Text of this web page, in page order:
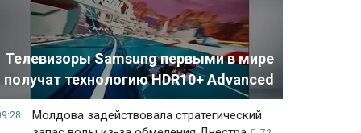
Телевизоры Samsung первыми в мире
получат технологию HDR10+ Advanced
Молдова задействовала стратегический